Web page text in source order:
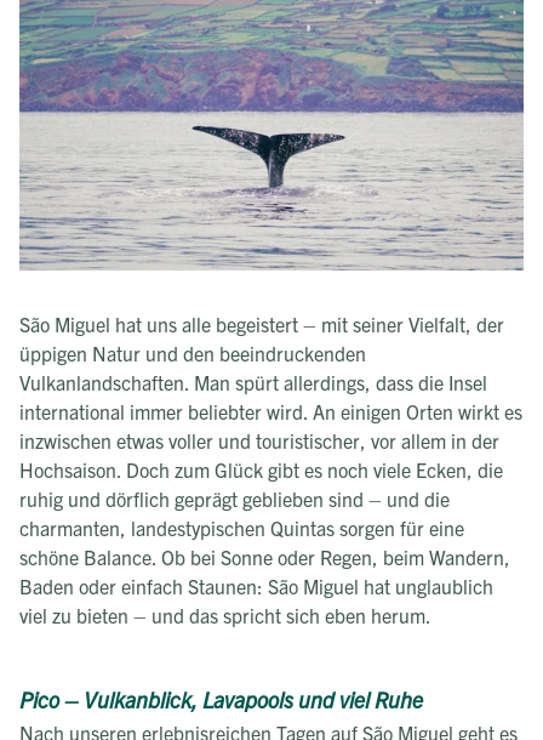
São Miguel hat uns alle begeistert – mit seiner Vielfalt, der
üppigen Natur und den beeindruckenden
Vulkanlandschaften. Man spürt allerdings, dass die Insel
international immer beliebter wird. An einigen Orten wirkt es
inzwischen etwas voller und touristischer, vor allem in der
Hochsaison. Doch zum Glück gibt es noch viele Ecken, die
ruhig und dörflich geprägt geblieben sind – und die
charmanten, landestypischen Quintas sorgen für eine
schöne Balance. Ob bei Sonne oder Regen, beim Wandern,
Baden oder einfach Staunen: São Miguel hat unglaublich
viel zu bieten – und das spricht sich eben herum.
Pico – Vulkanblick, Lavapools und viel Ruhe
Nach unseren erlebnisreichen Tagen auf São Miguel geht es